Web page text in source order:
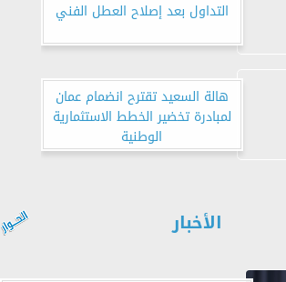
التداول بعد إصلاح العطل الفني
هالة السعيد تقترح انضمام عمان
لمبادرة تخضير الخطط الاستثمارية
الوطنية
الأخبار